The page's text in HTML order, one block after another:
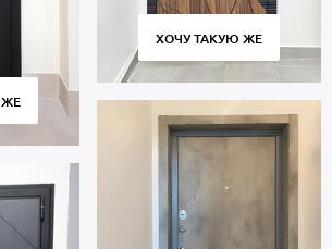
ЖЕ
ХОЧУ ТАКУЮ ЖЕ